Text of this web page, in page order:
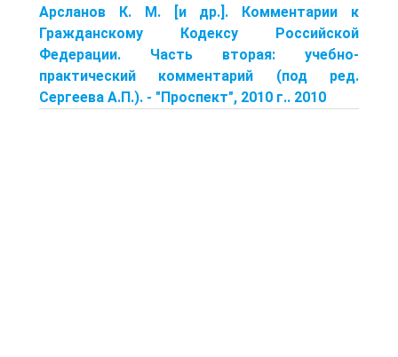
Арсланов К. М. [и др.]. Комментарии к
Гражданскому Кодексу Российской
Федерации. Часть вторая: учебно-
практический комментарий (под ред.
Сергеева А.П.). - "Проспект", 2010 г.. 2010